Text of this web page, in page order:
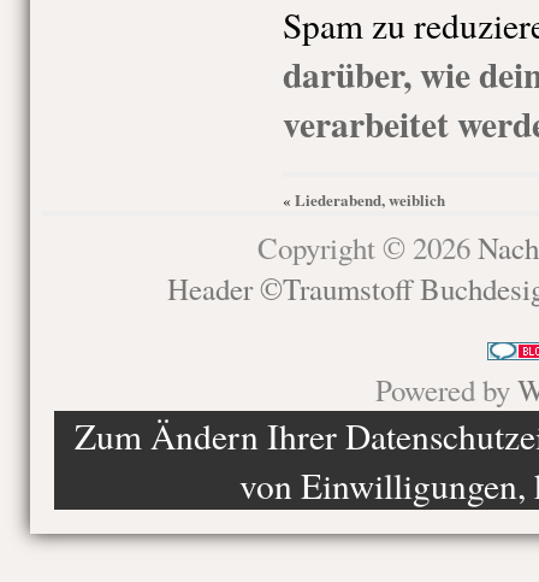
Spam zu
darüber, wie
verarbeitet
« Liederabend, weiblich
Copyright © 2026
Header ©Traumstoff
Powered by
Zum Ändern Ihrer
von